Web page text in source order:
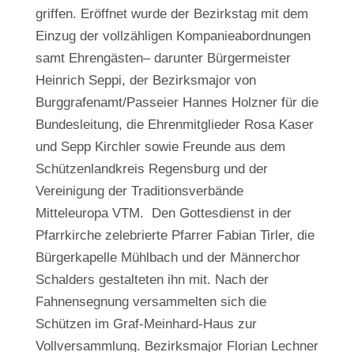
griffen. Eröffnet wurde der Bezirkstag mit dem
Einzug der vollzähligen Kompanieabordnungen
samt Ehrengästen– darunter Bürgermeister
Heinrich Seppi, der Bezirksmajor von
Burggrafenamt/Passeier Hannes Holzner für die
Bundesleitung, die Ehrenmitglieder Rosa Kaser
und Sepp Kirchler sowie Freunde aus dem
Schützenlandkreis Regensburg und der
Vereinigung der Traditionsverbände
Mitteleuropa VTM. Den Gottesdienst in der
Pfarrkirche zelebrierte Pfarrer Fabian Tirler, die
Bürgerkapelle Mühlbach und der Männerchor
Schalders gestalteten ihn mit. Nach der
Fahnensegnung versammelten sich die
Schützen im Graf-Meinhard-Haus zur
Vollversammlung. Bezirksmajor Florian Lechner